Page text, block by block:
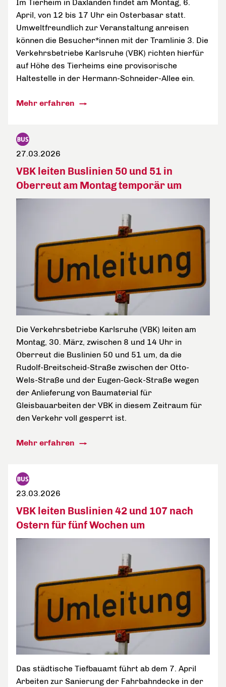
Im Tierheim in Daxlanden findet am Montag, 6.
April, von 12 bis 17 Uhr ein Osterbasar statt.
Umweltfreundlich zur Veranstaltung anreisen
können die Besucher*innen mit der Tramlinie 3. Die
Verkehrsbetriebe Karlsruhe (VBK) richten hierfür
auf Höhe des Tierheims eine provisorische
Haltestelle in der Hermann-Schneider-Allee ein.
Mehr erfahren
27.03.2026
VBK leiten Buslinien 50 und 51 in
Oberreut am Montag temporär um
Die Verkehrsbetriebe Karlsruhe (VBK) leiten am
Montag, 30. März, zwischen 8 und 14 Uhr in
Oberreut die Buslinien 50 und 51 um, da die
Rudolf-Breitscheid-Straße zwischen der Otto-
Wels-Straße und der Eugen-Geck-Straße wegen
der Anlieferung von Baumaterial für
Gleisbauarbeiten der VBK in diesem Zeitraum für
den Verkehr voll gesperrt ist.
Mehr erfahren
23.03.2026
VBK leiten Buslinien 42 und 107 nach
Ostern für fünf Wochen um
Das städtische Tiefbauamt führt ab dem 7. April
Arbeiten zur Sanierung der Fahrbahndecke in der